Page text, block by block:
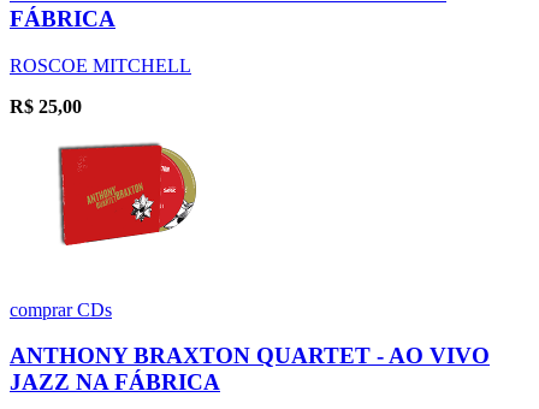
FÁBRICA
ROSCOE MITCHELL
R$ 25,00
comprarCDs
ANTHONY BRAXTON QUARTET - AO VIVO
JAZZ NA FÁBRICA